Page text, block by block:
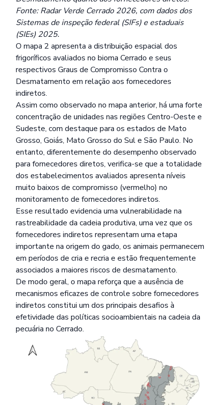
Fonte: Radar Verde Cerrado 2026, com dados dos
Sistemas de inspeção federal (SIFs) e estaduais
(SIEs) 2025.
O mapa 2 apresenta a distribuição espacial dos
frigoríficos avaliados no bioma Cerrado e seus
respectivos Graus de Compromisso Contra o
Desmatamento em relação aos fornecedores
indiretos.
Assim como observado no mapa anterior, há uma forte
concentração de unidades nas regiões Centro-Oeste e
Sudeste, com destaque para os estados de Mato
Grosso, Goiás, Mato Grosso do Sul e São Paulo. No
entanto, diferentemente do desempenho observado
para fornecedores diretos, verifica-se que a totalidade
dos estabelecimentos avaliados apresenta níveis
muito baixos de compromisso (vermelho) no
monitoramento de fornecedores indiretos.
Esse resultado evidencia uma vulnerabilidade na
rastreabilidade da cadeia produtiva, uma vez que os
fornecedores indiretos representam uma etapa
importante na origem do gado, os animais permanecem
em períodos de cria e recria e estão frequentemente
associados a maiores riscos de desmatamento.
De modo geral, o mapa reforça que a ausência de
mecanismos eficazes de controle sobre fornecedores
indiretos constitui um dos principais desafios à
efetividade das políticas socioambientais na cadeia da
pecuária no Cerrado.